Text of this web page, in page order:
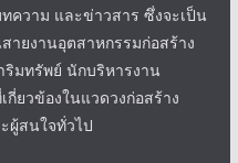
ความ และข่าวสาร ซึ่งจะเป็น
ายงานอุตสาหกรรมก่อสร้าง
มทรัพย์ นักบริหารงาน
ยวข้องในแวดวงก่อสร้าง
ผู้สนใจทั่วไป